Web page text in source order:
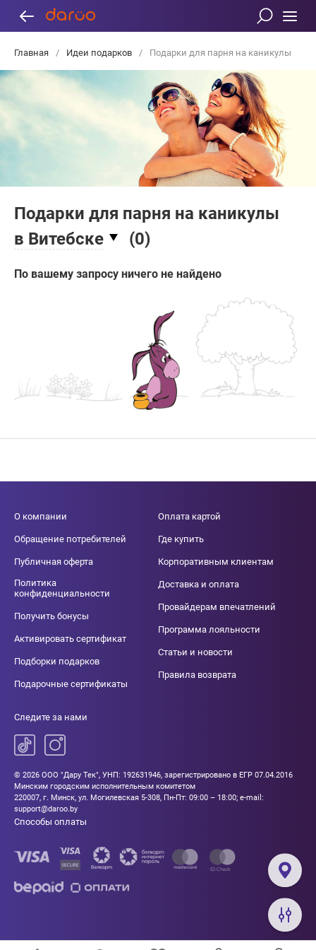
Главная / Идеи подарков / Подарки для парня на каникулы
Подарки для парня на каникулы
в Витебске
(0)
По вашему запросу ничего не найдено
О компании
Обращение потребителей
Публичная оферта
Политика
конфиденциальности
Получить бонусы
Активировать сертификат
Подборки подарков
Подарочные сертификаты
Оплата картой
Где купить
Корпоративным клиентам
Доставка и оплата
Провайдерам впечатлений
Программа лояльности
Статьи и новости
Правила возврата
Следите за нами
© 2026 ООО "Дару Тек", УНП: 192631946, зарегистрировано в ЕГР 07.04.2016
Минским городским исполнительным комитетом
220007, г. Минск, ул. Могилевская 5-308, Пн-Пт: 09:00 – 18:00; e-mail:
support@daroo.by
Способы оплаты